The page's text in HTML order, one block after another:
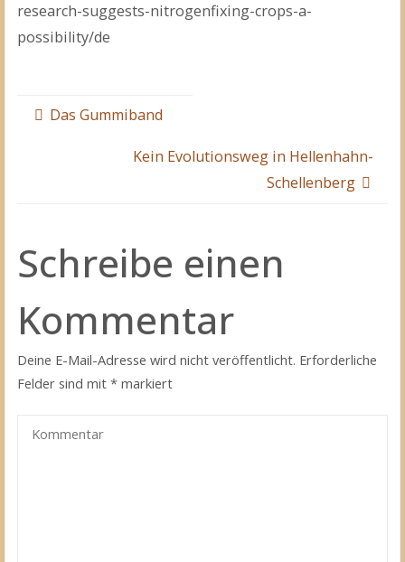
research-suggests-nitrogenfixing-crops-a-
possibility/de
Das Gummiband
Kein Evolutionsweg in Hellenhahn-
Schellenberg
Schreibe einen
Kommentar
Deine E-Mail-Adresse wird nicht veröffentlicht. Erforderliche
Felder sind mit* markiert